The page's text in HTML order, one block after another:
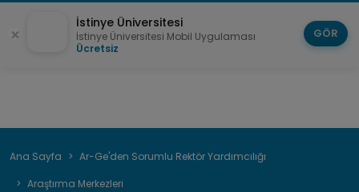
Sayfa
yolu
Ana Sayfa
Ar-Ge'den Sorumlu Rektör Yardımcılığı
Araştırma Merkezleri
İstinye Üniversitesi
İstinye Üniversitesi Mobil Uygulaması
Ücretsiz
GÖR